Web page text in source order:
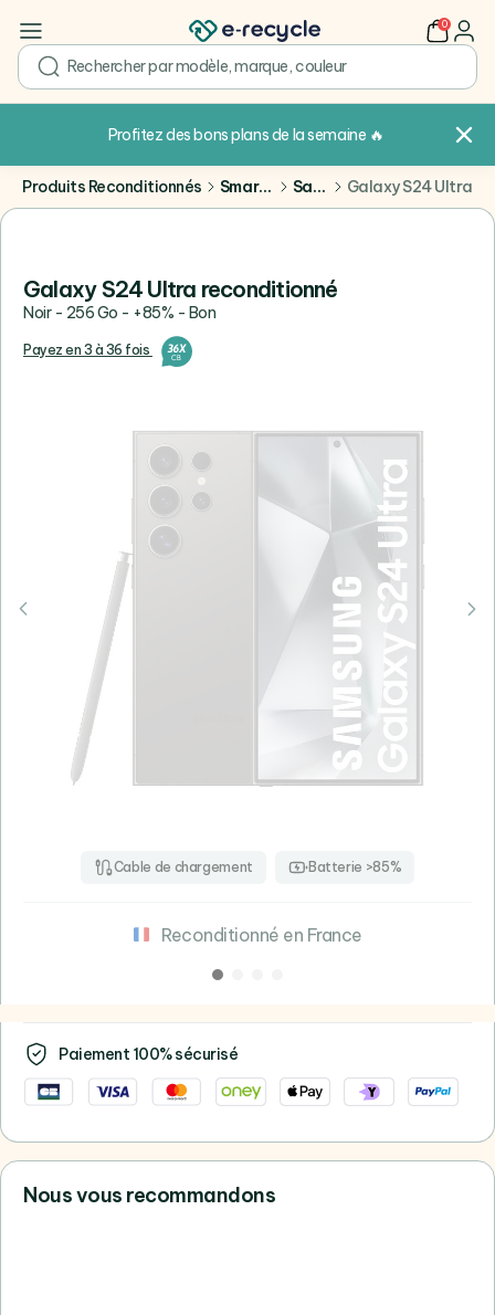
search
0 user
Profitez des bons plans de la semaine 🔥
Produits Reconditionnés Smartphones Samsung Galaxy S24 Ultra
Galaxy S24 Ultra reconditionné
Noir - 256 Go - +85% - Bon
Payez en 3 à 36 fois
Cable de chargement Batterie >85%
Reconditionné en France
Paiement 100% sécurisé
Nous vous recommandons